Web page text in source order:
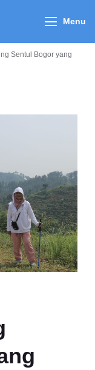
Menu
Sentul Bogor yang